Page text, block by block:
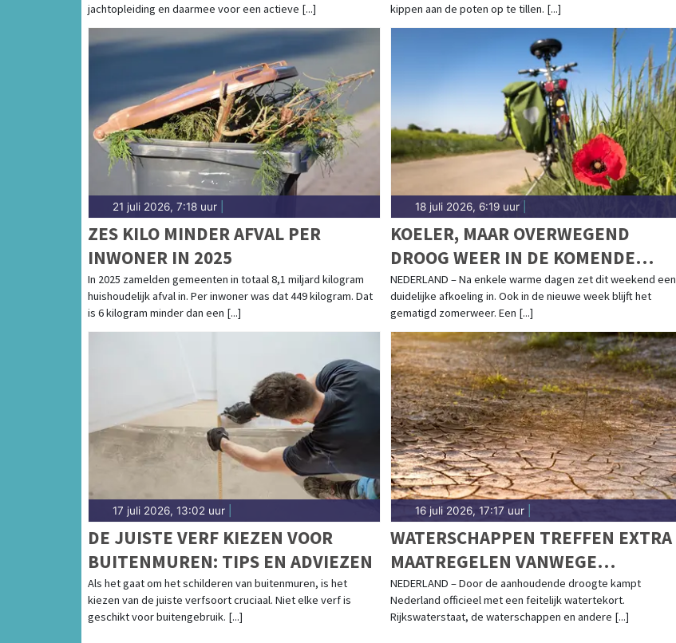
jachtopleiding en daarmee voor een actieve [...]
kippen aan de poten op te tillen. [...]
21 juli 2026, 7:18 uur
ZES KILO MINDER AFVAL PER
INWONER IN 2025
In 2025 zamelden gemeenten in totaal 8,1 miljard kilogram
huishoudelijk afval in. Per inwoner was dat 449 kilogram. Dat
is 6 kilogram minder dan een [...]
18 juli 2026, 6:19 uur|
KOELER, MAAR OVERWEGEND
DROOG WEER IN DE KOMENDE
WEEK
NEDERLAND – Na enkele warme dagen zet dit weekend een
duidelijke afkoeling in. Ook in de nieuwe week blijft het
gematigd zomerweer. Een [...]
17 juli 2026, 13:02 uur
DE JUISTE VERF KIEZEN VOOR
BUITENMUREN: TIPS EN ADVIEZEN
Als het gaat om het schilderen van buitenmuren, is het
kiezen van de juiste verfsoort cruciaal. Niet elke verf is
geschikt voor buitengebruik. [...]
16 juli 2026, 17:17 uur|
WATERSCHAPPEN TREFFEN EXTRA
MAATREGELEN VANWEGE
AANHOUDENDE DROOGTE
NEDERLAND – Door de aanhoudende droogte kampt
Nederland officieel met een feitelijk watertekort.
Rijkswaterstaat, de waterschappen en andere [...]